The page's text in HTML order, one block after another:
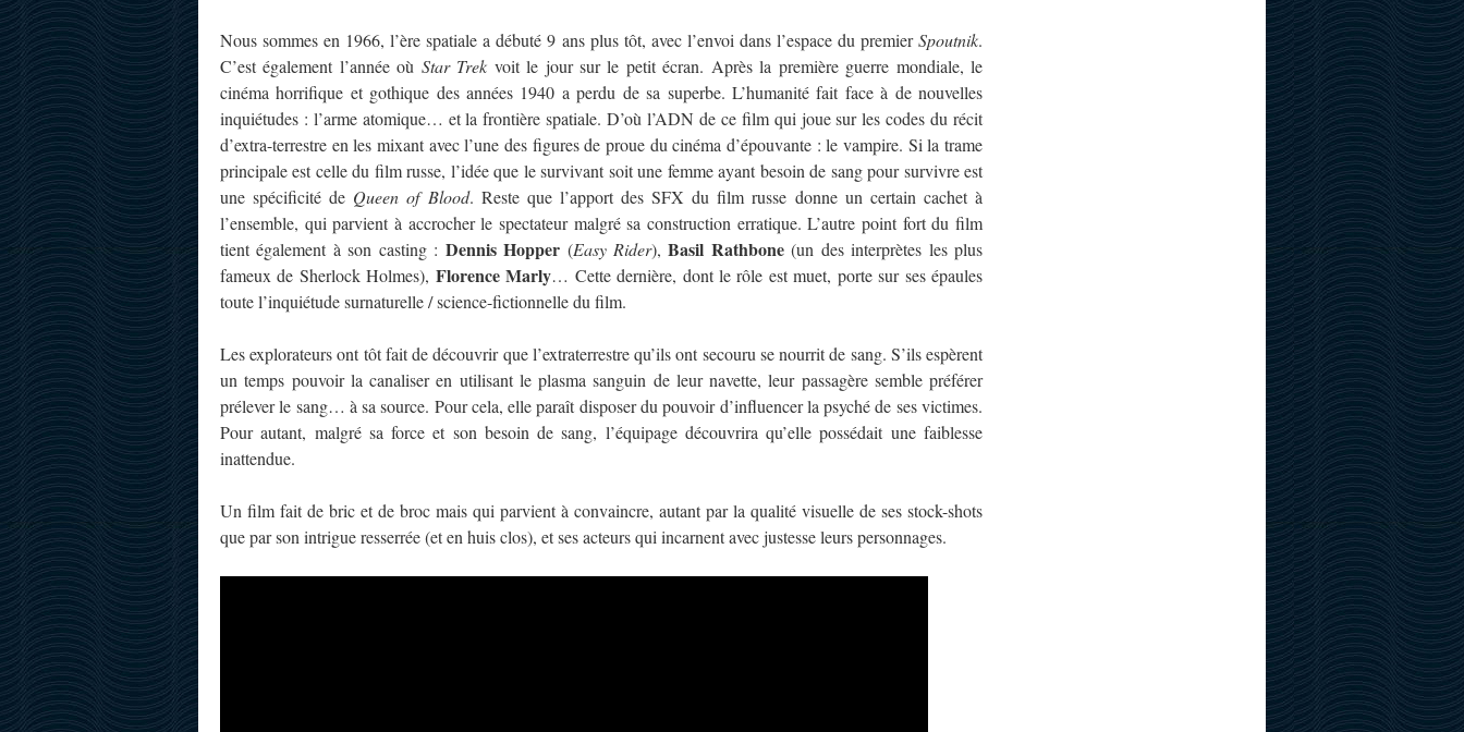
Nous sommes en 1966, l’ère spatiale a débuté 9 ans plus tôt, avec l’envoi dans l’espace du premierSpoutnik.
C’est également l’année où Star Trek voit le jour sur le petit écran. Après la première guerre mondiale, le
cinéma horrifique et gothique des années 1940 a perdu de sa superbe. L’humanité fait face à de nouvelles
inquiétudes : l’arme atomique… et la frontière spatiale. D’où l’ADN de ce film qui joue sur les codes du récit
d’extra-terrestre en les mixant avec l’une des figures de proue du cinéma d’épouvante : le vampire. Si la trame
principale est celle du film russe, l’idée que le survivant soit une femme ayant besoin de sang pour survivre est
une spécificité de Queen of Blood. Reste que l’apport des SFX du film russe donne un certain cachet à
l’ensemble, qui parvient à accrocher le spectateur malgré sa construction erratique. L’autre point fort du film
tient également à son casting : Dennis Hopper (Easy Rider),Basil Rathbone(un des interprètes les plus
fameux de Sherlock Holmes), Florence Marly… Cette dernière, dont le rôle est muet, porte sur ses épaules
toute l’inquiétude surnaturelle / science-fictionnelle du film.
Les explorateurs ont tôt fait de découvrir que l’extraterrestre qu’ils ont secouru se nourrit de sang. S’ils espèrent
un temps pouvoir la canaliser en utilisant le plasma sanguin de leur navette, leur passagère semble préférer
prélever le sang… à sa source. Pour cela, elle paraît disposer du pouvoir d’influencer la psyché de ses victimes.
Pour autant, malgré sa force et son besoin de sang, l’équipage découvrira qu’elle possédait une faiblesse
inattendue.
Un film fait de bric et de broc mais qui parvient à convaincre, autant par la qualité visuelle de ses stock-shots
que par son intrigue resserrée (et en huis clos), et ses acteurs qui incarnent avec justesse leurs personnages.